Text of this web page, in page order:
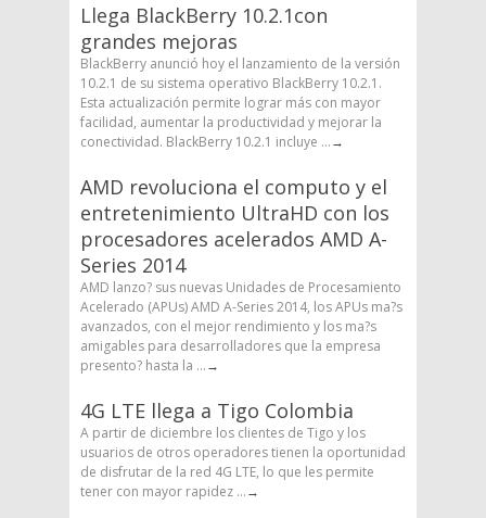
Llega BlackBerry 10.2.1con
grandes mejoras
BlackBerry anunció hoy el lanzamiento de la versión
10.2.1 de su sistema operativo BlackBerry 10.2.1.
Esta actualización permite lograr más con mayor
facilidad, aumentar la productividad y mejorar la
conectividad. BlackBerry 10.2.1 incluye ...→
AMD revoluciona el computo y el
entretenimiento UltraHD con los
procesadores acelerados AMD A-
Series 2014
AMD lanzo? sus nuevas Unidades de Procesamiento
Acelerado (APUs) AMD A-Series 2014, los APUs ma?s
avanzados, con el mejor rendimiento y los ma?s
amigables para desarrolladores que la empresa
presento? hasta la ...→
4G LTE llega a Tigo Colombia
A partir de diciembre los clientes de Tigo y los
usuarios de otros operadores tienen la oportunidad
de disfrutar de la red 4G LTE, lo que les permite
tener con mayor rapidez ...→